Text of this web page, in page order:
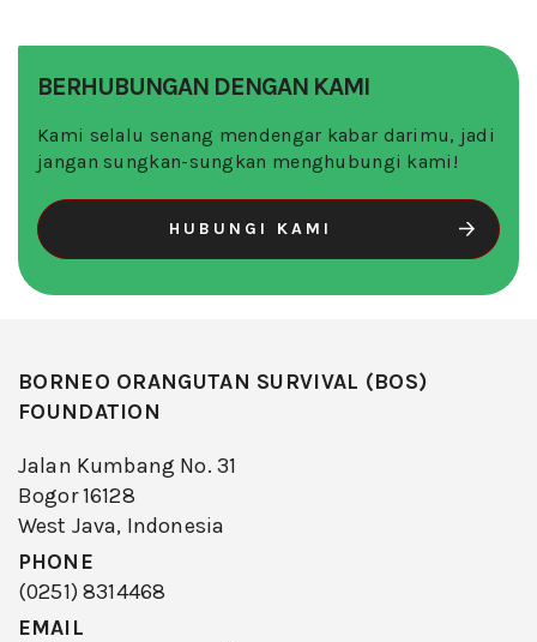
BERHUBUNGAN DENGAN KAMI
Kami selalu senang mendengar kabar darimu, jadi
jangan sungkan-sungkan menghubungi kami!
HUBUNGI KAMI
BORNEO ORANGUTAN SURVIVAL (BOS)
FOUNDATION
Jalan Kumbang No. 31
Bogor 16128
West Java, Indonesia
PHONE
(0251) 8314468
EMAIL